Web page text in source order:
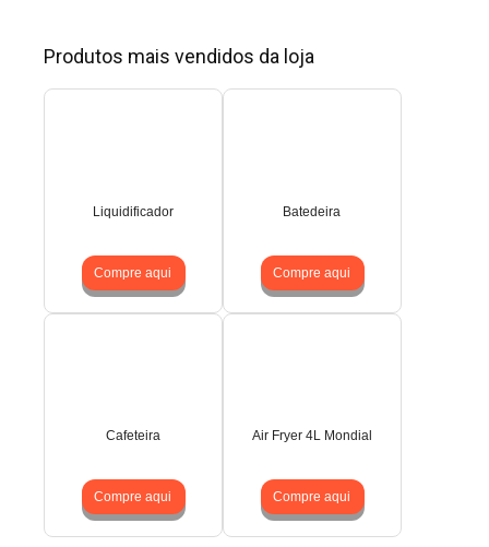
Produtos mais vendidos da loja
Liquidificador
Compre aqui
Batedeira
Compre aqui
Cafeteira
Compre aqui
Air Fryer 4L Mondial
Compre aqui